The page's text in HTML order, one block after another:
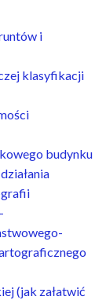
i
klasyfikacji
budynku
(jak załatwić